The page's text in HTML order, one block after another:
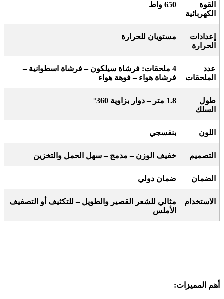
القوة
الكهربائية
650 واط
إعدادات
الحرارة
مستويان للحرارة
عدد
الملحقات
4 ملحقات: فرشاة سيلكون – فرشاة اسطوانية –
فرشاة هواء – فوهة هواء
طول
السلك
1.8 متر – دوار بزاوية 360 °
اللون بنفسجي
التصميم خفيف الوزن – مدمج – سهل الحمل والتخزين
الضمان ضمان دولي
الاستخدام
مثالي للشعر القصير والطويل – للتكثيف أو التصفيف
الأملس
أهم المميزات: